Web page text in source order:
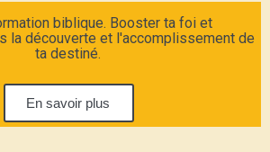
biblique. Booster ta foi et
la découverte et l'accomplissement de
ta destiné.
En savoir plus